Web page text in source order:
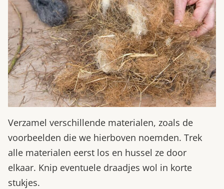
Verzamel verschillende materialen, zoals de
voorbeelden die we hierboven noemden. Trek
alle materialen eerst los en hussel ze door
elkaar. Knip eventuele draadjes wol in korte
stukjes.